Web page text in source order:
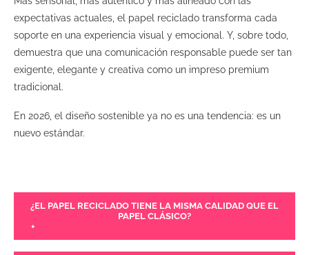
expectativas actuales, el papel reciclado transforma cada
soporte en una experiencia visual y emocional. Y, sobre todo,
demuestra que una comunicación responsable puede ser tan
exigente, elegante y creativa como un impreso premium
tradicional.
En 2026, el diseño sostenible ya no es una tendencia: es un
nuevo estándar.
¿EL PAPEL RECICLADO TIENE LA MISMA CALIDAD QUE EL
PAPEL CLÁSICO?
+